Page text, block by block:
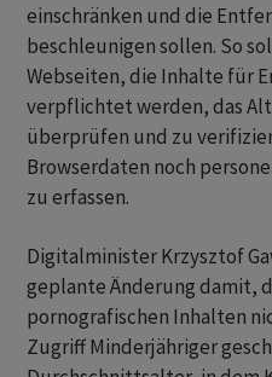
einschränken und die
beschleunigen sollen. So
Webseiten, die Inhalte für
verpflichtet werden, das
überprüfen und zu
Browserdaten noch
zu erfassen.
Digitalminister Krzysztof
geplante Änderung damit,
pornografischen Inhalten
Zugriff Minderjähriger